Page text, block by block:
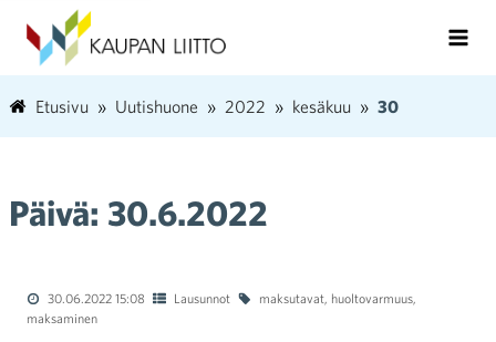
Etusivu Uutishuone 2022 kesäkuu 30
Päivä: 30.6.2022
30.06.2022 15:08 Lausunnot maksutavat, huoltovarmuus,
maksaminen